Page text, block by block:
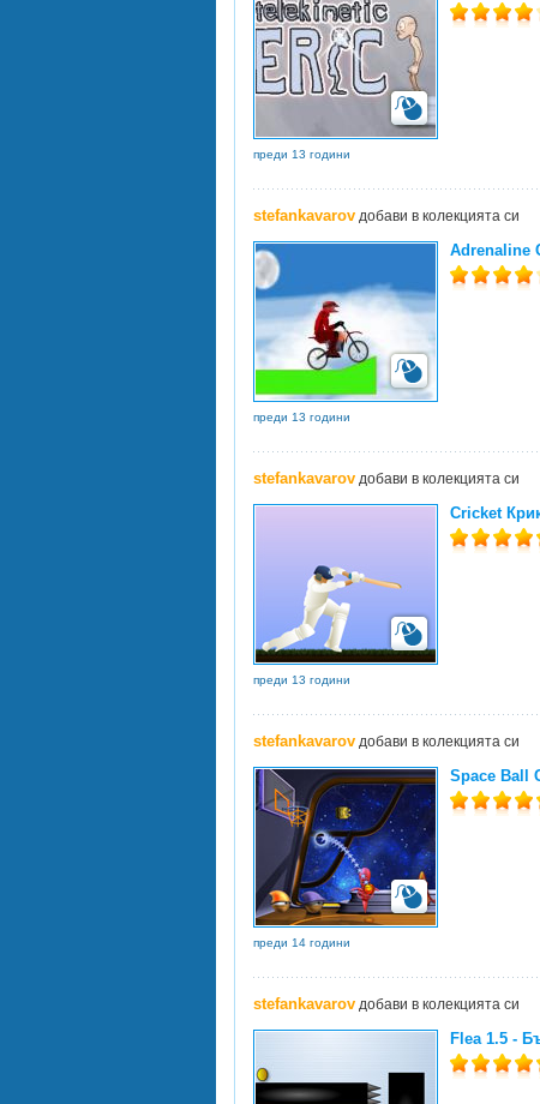
преди 13 години
stefankavarovдобави в колекцията си
Adrenaline
преди 13 години
stefankavarovдобави в колекцията си
Cricket
преди 13 години
stefankavarovдобави в колекцията си
Space Ball
преди 14 години
stefankavarovдобави в колекцията си
Flea 1.5 -